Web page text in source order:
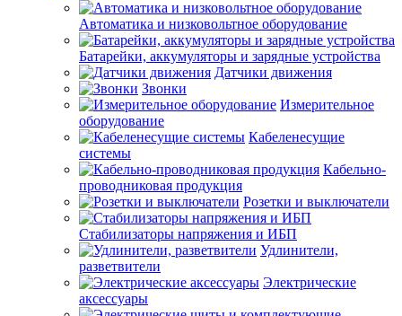
Автоматика и низковольтное оборудование
Батарейки, аккумуляторы и зарядные устройства
Датчики движения
Звонки
Измерительное
оборудование
Кабеленесущие
системы
Кабельно-
проводниковая продукция
Розетки и выключатели
Стабилизаторы напряжения и ИБП
Удлинители,
разветвители
Электрические
аксессуары